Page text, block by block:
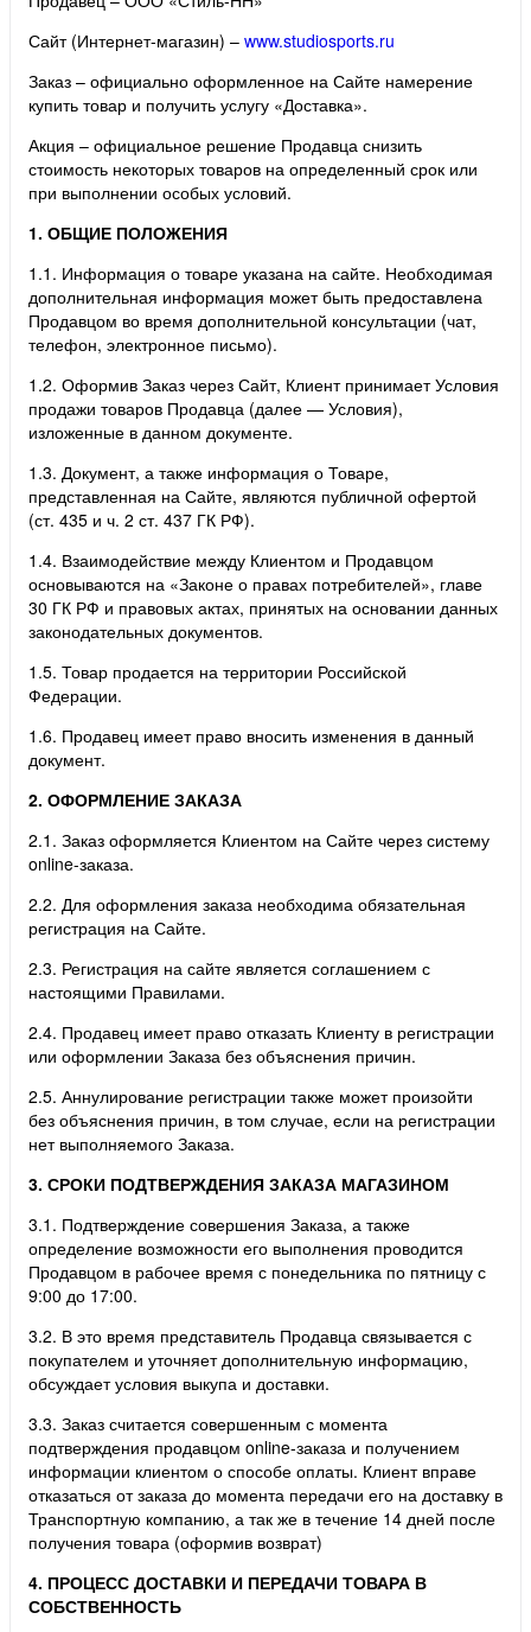
Сайт (Интернет-магазин) – www.studiosports.ru
Заказ – официально оформленное на Сайте намерение
купить товар и получить услугу «Доставка».
Акция – официальное решение Продавца снизить
стоимость некоторых товаров на определенный срок или
при выполнении особых условий.
1. ОБЩИЕ ПОЛОЖЕНИЯ
1.1. Информация о товаре указана на сайте. Необходимая
дополнительная информация может быть предоставлена
Продавцом во время дополнительной консультации (чат,
телефон, электронное письмо).
1.2. Оформив Заказ через Сайт, Клиент принимает Условия
продажи товаров Продавца (далее — Условия),
изложенные в данном документе.
1.3. Документ, а также информация о Товаре,
представленная на Сайте, являются публичной офертой
(ст. 435 и ч. 2 ст. 437 ГК РФ).
1.4. Взаимодействие между Клиентом и Продавцом
основываются на «Законе о правах потребителей», главе
30 ГК РФ и правовых актах, принятых на основании данных
законодательных документов.
1.5. Товар продается на территории Российской
Федерации.
1.6. Продавец имеет право вносить изменения в данный
документ.
2. ОФОРМЛЕНИЕ ЗАКАЗА
2.1. Заказ оформляется Клиентом на Сайте через систему
online-заказа.
2.2. Для оформления заказа необходима обязательная
регистрация на Сайте.
2.3. Регистрация на сайте является соглашением с
настоящими Правилами.
2.4. Продавец имеет право отказать Клиенту в регистрации
или оформлении Заказа без объяснения причин.
2.5. Аннулирование регистрации также может произойти
без объяснения причин, в том случае, если на регистрации
нет выполняемого Заказа.
3. СРОКИ ПОДТВЕРЖДЕНИЯ ЗАКАЗА МАГАЗИНОМ
3.1. Подтверждение совершения Заказа, а также
определение возможности его выполнения проводится
Продавцом в рабочее время с понедельника по пятницу с
9:00 до 17:00.
3.2. В это время представитель Продавца связывается с
покупателем и уточняет дополнительную информацию,
обсуждает условия выкупа и доставки.
3.3. Заказ считается совершенным с момента
подтверждения продавцом online-заказа и получением
информации клиентом о способе оплаты. Клиент вправе
отказаться от заказа до момента передачи его на доставку в
Транспортную компанию, а так же в течение 14 дней после
получения товара (оформив возврат)
4. ПРОЦЕСС ДОСТАВКИ И ПЕРЕДАЧИ ТОВАРА В
СОБСТВЕННОСТЬ